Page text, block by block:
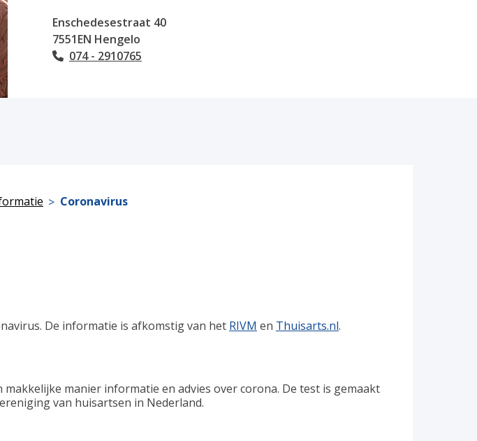
Enschedesestraat 40
7551EN Hengelo
Tel:
074 - 2910765
Coronavirus
De informatie is afkomstig van het RIVM en Thuisarts.nl.
manier informatie en advies over corona. De test is gemaakt
van huisartsen in Nederland.